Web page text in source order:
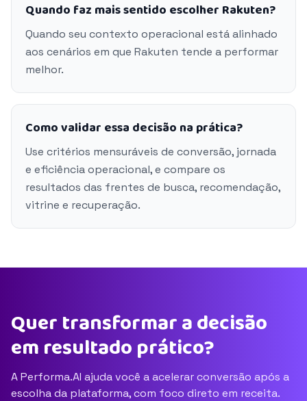
Quando faz mais sentido escolher Rakuten?
Quando seu contexto operacional está alinhado
aos cenários em que Rakuten tende a performar
melhor.
Como validar essa decisão na prática?
Use critérios mensuráveis de conversão, jornada
e eficiência operacional, e compare os
resultados das frentes de busca, recomendação,
vitrine e recuperação.
Quer transformar a decisão
em resultado prático?
A Performa.AI ajuda você a acelerar conversão após a
escolha da plataforma, com foco direto em receita.